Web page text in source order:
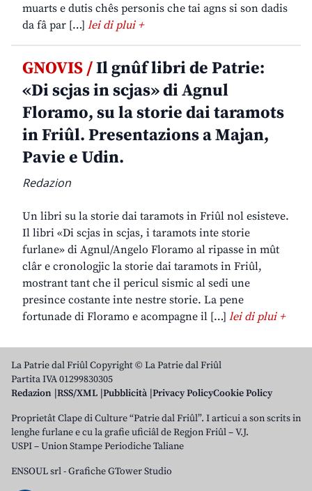
muarts e dutis chês personis che tai agns si son dadis
da fâ par […] lei di plui +
GNOVIS /Il gnûf libri de Patrie:
«Di scjas in scjas» di Agnul
Floramo, su la storie dai taramots
in Friûl. Presentazions a Majan,
Pavie e Udin.
Redazion
Un libri su la storie dai taramots in Friûl nol esisteve.
Il libri «Di scjas in scjas, i taramots inte storie
furlane» di Agnul/Angelo Floramo al ripasse in mût
clâr e cronologjic la storie dai taramots in Friûl,
mostrant tant che il pericul sismic al sedi une
presince costante inte nestre storie. La pene
fortunade di Floramo e acompagne il […] lei di plui +
La Patrie dal Friûl Copyright © La Patrie dal Friûl
Partita IVA 01299830305
Redazion RSS/XML Pubblicità Privacy PolicyCookie Policy
Proprietât Clape di Culture “Patrie dal Friûl”. I articui a son scrits in
lenghe furlane e cu la grafie uficiâl de Regjon Friûl – V.J.
USPI – Union Stampe Periodiche Taliane
ENSOUL srl-Grafiche GTower Studio